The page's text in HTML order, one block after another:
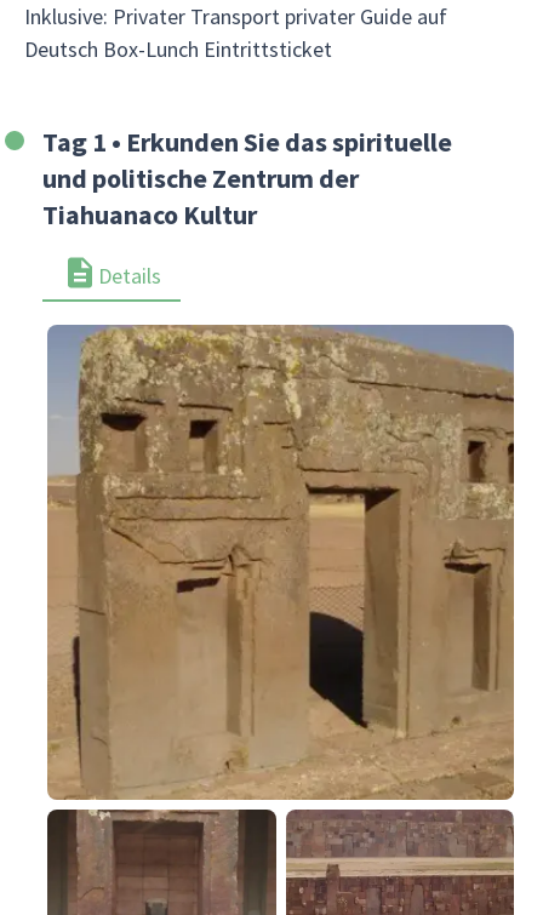
Inklusive: Privater Transport privater Guide auf
Deutsch Box-Lunch Eintrittsticket
Tag 1 • Erkunden Sie das spirituelle
und politische Zentrum der
Tiahuanaco Kultur
Details